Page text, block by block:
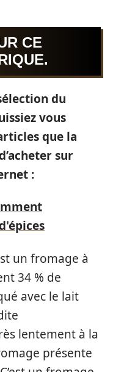
CE
du
vous
que la
sur
:
un fromage à
34 % de
avec le lait
lentement à la
présente